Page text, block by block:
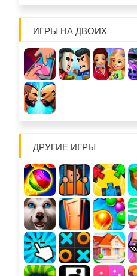
ИГРЫ НА ДВОИХ
ДРУГИЕ ИГРЫ